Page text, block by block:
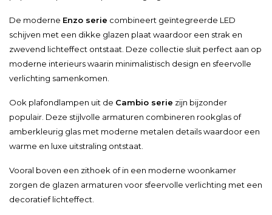
De moderne Enzo serie combineert geïntegreerde LED
schijven met een dikke glazen plaat waardoor een strak en
zwevend lichteffect ontstaat. Deze collectie sluit perfect aan op
moderne interieurs waarin minimalistisch design en sfeervolle
verlichting samenkomen.
Ook plafondlampen uit de Cambio serie zijn bijzonder
populair. Deze stijlvolle armaturen combineren rookglas of
amberkleurig glas met moderne metalen details waardoor een
warme en luxe uitstraling ontstaat.
Vooral boven een zithoek of in een moderne woonkamer
zorgen de glazen armaturen voor sfeervolle verlichting met een
decoratief lichteffect.